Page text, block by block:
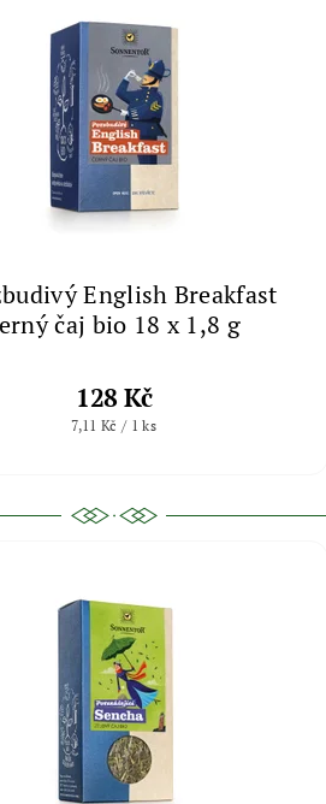
English Breakfast
čaj bio 18 x 1,8 g
128 Kč
7,11 Kč / 1 ks